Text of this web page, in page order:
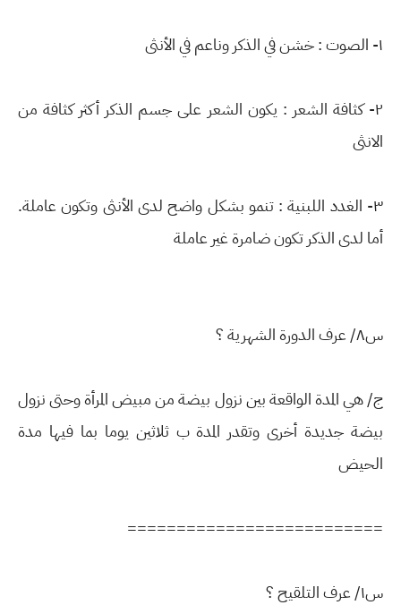
١- الصوت : خشن في الذكر وناعم في الأنثى
٢- كثافة الشعر : يكون الشعر على جسم الذكر أكثر كثافة من
الانثى
٣- الغدد اللبنية : تنمو بشكل واضح لدى الأنثى وتكون عاملة.
أما لدى الذكر تكون ضامرة غير عاملة
س٨/ عرف الدورة الشهرية ؟
ج/ هي المدة الواقعة بين نزول بيضة من مبيض المرأة وحتى نزول
بيضة جديدة أخرى وتقدر المدة ب ثلاثين يوما بما فيها مدة
الحيض
==========================
س١/ عرف التلقيح ؟